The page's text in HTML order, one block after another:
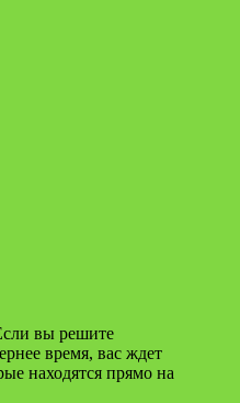
вы решите
время, вас ждет
находятся прямо на